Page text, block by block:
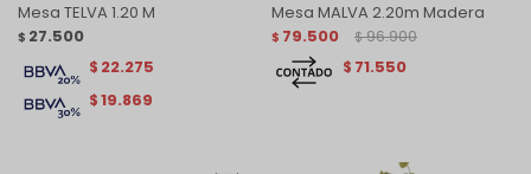
Mesa TELVA 1.20 M
$ 27.500
$19.869
$ 22.275
Mesa MALVA 2.20m Madera
$ 79.500 $ 96.900
$ 71.550